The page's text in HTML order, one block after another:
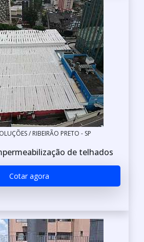
/ RIBEIRÃO PRETO - SP
de telhados
Cotar agora